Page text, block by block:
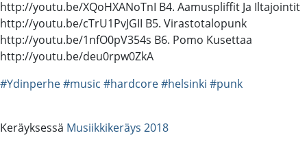
http://youtu.be/XQoHXANoTnI B4. Aamuspliffit Ja Iltajointit
http://youtu.be/cTrU1PvJGII B5. Virastotalopunk
http://youtu.be/1nfO0pV354s B6. Pomo Kusettaa
http://youtu.be/deu0rpw0ZkA
#Ydinperhe#music #hardcore#helsinki #punk
Keräyksessä Musiikkikeräys 2018